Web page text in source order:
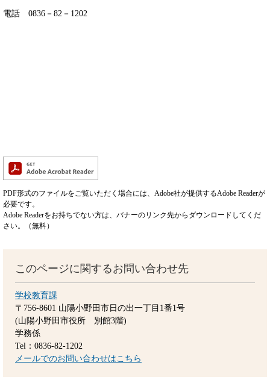
電話 0836－82－1202
PDF形式のファイルをご覧いただく場合には、Adobe社が提供するAdobe Readerが
必要です。
Adobe Readerをお持ちでない方は、バナーのリンク先からダウンロードしてくだ
さい。（無料）
このページに関するお問い合わせ先
学校教育課
〒756-8601 山陽小野田市日の出一丁目1番1号
(山陽小野田市役所 別館3階)
学務係
Tel：0836-82-1202
メールでのお問い合わせはこちら